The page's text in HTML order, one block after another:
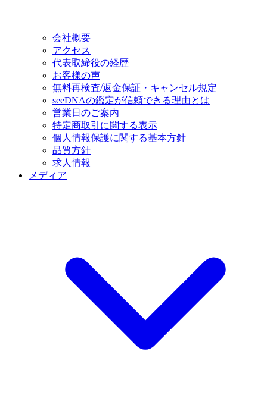
会社概要
アクセス
代表取締役の経歴
お客様の声
無料再検査/返金保証・キャンセル規定
seeDNAの鑑定が信頼できる理由とは
営業日のご案内
特定商取引に関する表示
個人情報保護に関する基本方針
品質方針
求人情報
メディア